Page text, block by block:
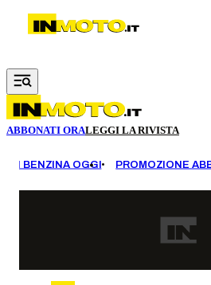
Vai al contenuto principale
ABBONATI ORALEGGI LA RIVISTA
BENZINA OGGI PROMOZIONE